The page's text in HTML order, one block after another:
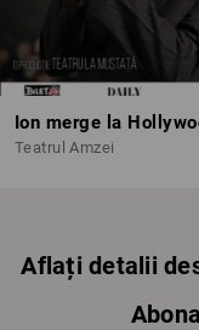
Ion merge la
Teatrul Amzei
Aflați detalii